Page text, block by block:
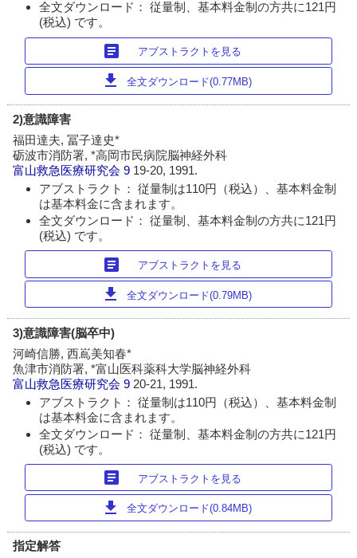
全文ダウンロード： 従量制、基本料金制の方共に121円
(税込) です。
article アブストラクトを見る
download 全文ダウンロード(0.77MB)
2)意識障害
福田達夫, 冨子達史*
砺波市消防署, *高岡市民病院脳神経外科
富山救急医療研究会 9 19-20, 1991.
アブストラクト： 従量制は110円（税込）、基本料金制
は基本料金に含まれます。
全文ダウンロード： 従量制、基本料金制の方共に121円
(税込) です。
article アブストラクトを見る
download 全文ダウンロード(0.79MB)
3)意識障害(脳卒中)
河崎信勝, 西嶌美知春*
魚津市消防署, *富山医科薬科大学脳神経外科
富山救急医療研究会 9 20-21, 1991.
アブストラクト： 従量制は110円（税込）、基本料金制
は基本料金に含まれます。
全文ダウンロード： 従量制、基本料金制の方共に121円
(税込) です。
article アブストラクトを見る
download 全文ダウンロード(0.84MB)
指定解答